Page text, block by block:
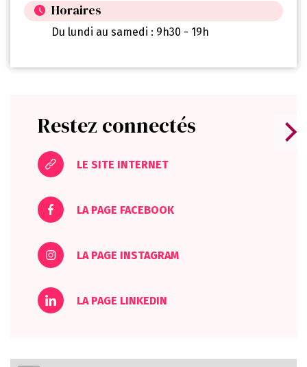
Horaires
Du lundi au samedi : 9h30 - 19h
Restez connectés
LE SITE INTERNET
LA PAGE FACEBOOK
LA PAGE INSTAGRAM
LA PAGE LINKEDIN